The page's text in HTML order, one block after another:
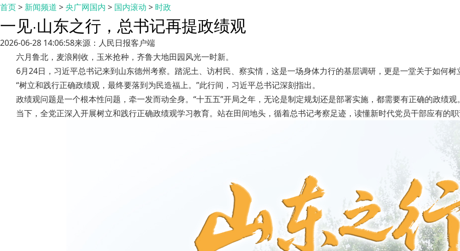
首页> 新闻频道 >央广网国内 > 国内滚动 > 时政
一见·山东之行，总书记再提政绩观
2026-06-28 14:06:58来源：人民日报客户端
六月鲁北，麦浪刚收，玉米抢种，齐鲁大地田园风光一时新。
6月24日，习近平总书记来到山东德州考察。踏泥土、访村民、察实情，这是一场身体力行的基层调研，更是一堂关于如何树
“树立和践行正确政绩观，最终要落到为民造福上。”此行间，习近平总书记深刻指出。
政绩观问题是一个根本性问题，牵一发而动全身。“十五五”开局之年，无论是制定规划还是部署实施，都需要有正确的政绩观。
当下，全党正深入开展树立和践行正确政绩观学习教育。站在田间地头，循着总书记考察足迹，读懂新时代党员干部应有的职